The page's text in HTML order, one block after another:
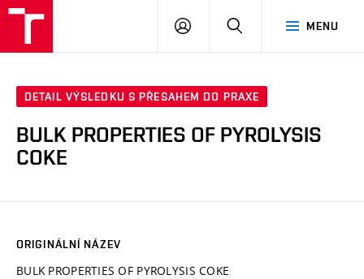
MENU
PŘIHLÁSIT
DETAIL VÝSLEDKU S PŘESAHEM DO PRAXE
BULK PROPERTIES OF PYROLYSIS
COKE
ORIGINÁLNÍ NÁZEV
BULK PROPERTIES OF PYROLYSIS COKE